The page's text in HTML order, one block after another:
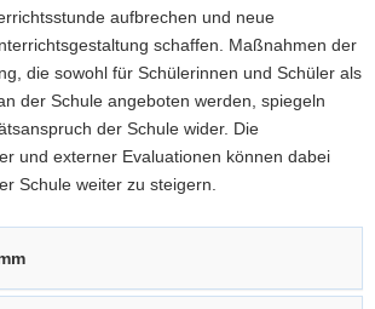
aufbrechen und neue
schaffen. Maßnahmen der
die sowohl für Schülerinnen und Schüler als
der Schule angeboten werden, spiegeln
der Schule wider. Die
und externer Evaluationen können dabei
Schule weiter zu steigern.